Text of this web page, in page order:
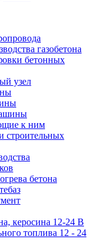
газобетона
бетонных
узел
к ним
строительных
бетона
керосина 12-24 В
топлива 12 - 24